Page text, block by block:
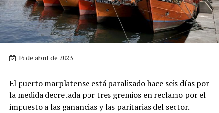
16 de abril de 2023
El puerto marplatense está paralizado hace seis días por
la medida decretada por tres gremios en reclamo por el
impuesto a las ganancias y las paritarias del sector.